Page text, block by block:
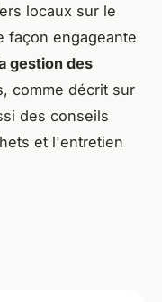
locaux sur le
façon engageante
gestion des
comme décrit sur
des conseils
et l'entretien